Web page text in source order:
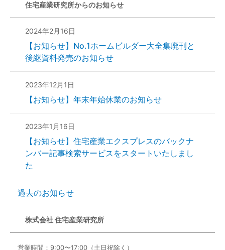
住宅産業研究所からのお知らせ
2024年2月16日
【お知らせ】No.1ホームビルダー大全集廃刊と
後継資料発売のお知らせ
2023年12月1日
【お知らせ】年末年始休業のお知らせ
2023年1月16日
【お知らせ】住宅産業エクスプレスのバックナ
ンバー記事検索サービスをスタートいたしまし
た
過去のお知らせ
株式会社 住宅産業研究所
営業時間：9:00〜17:00（土日祝除く）